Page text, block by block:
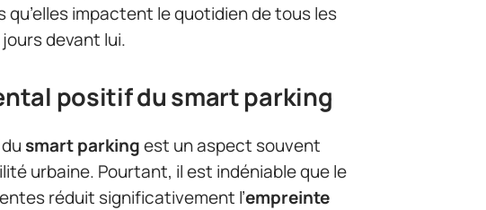
impactent le quotidien de tous les
devant lui.
positif du smart parking
smart parkingest un aspect souvent
urbaine. Pourtant, il est indéniable que le
réduit significativement l’empreinte